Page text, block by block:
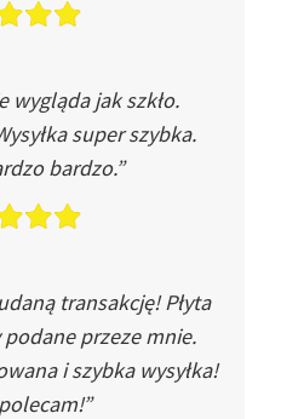
wygląda jak szkło.
super szybka.
bardzo.”
transakcję! Płyta
przeze mnie.
i szybka wysyłka!